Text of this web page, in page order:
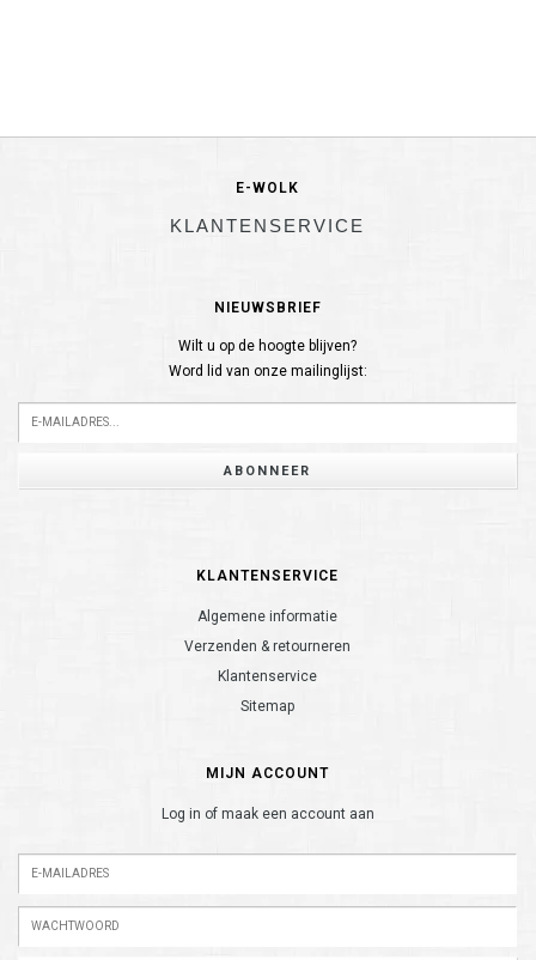
E-WOLK
KLANTENSERVICE
NIEUWSBRIEF
Wilt u op de hoogte blijven?
Word lid van onze mailinglijst:
ABONNEER
KLANTENSERVICE
Algemene informatie
Verzenden & retourneren
Klantenservice
Sitemap
MIJN ACCOUNT
Log in of maak een account aan